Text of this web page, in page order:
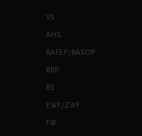
VS
AHS
BAFEP/BASOP
BRP
BS
EWF/ZWF
FW